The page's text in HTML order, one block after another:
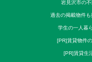
岩見沢市の
過去の掲載物件
学生の一人暮
[PR]賃貸物件
[PR]賃貸生